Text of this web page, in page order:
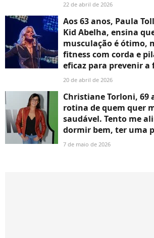
22 de abril de 2026
Aos 63 anos, Paula
Kid Abelha, ensina
musculação é ótimo,
fitness com corda e
eficaz para prevenir a
20 de abril de 2026
Christiane Torloni, 69
rotina de quem quer
saudável. Tento me
dormir bem, ter uma
7 de maio de 2026